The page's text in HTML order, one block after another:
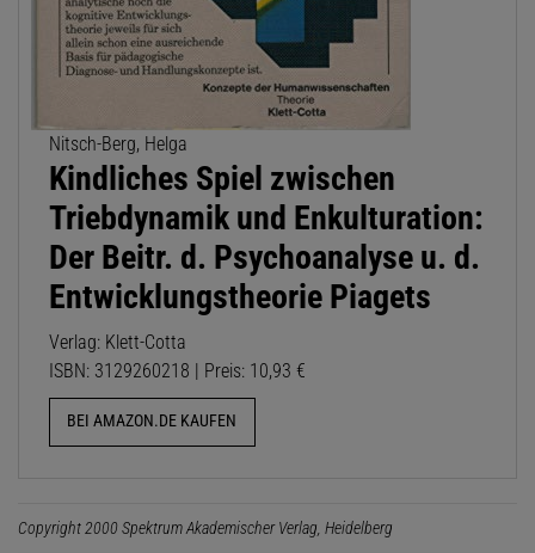
Nitsch-Berg, Helga
Kindliches Spiel zwischen
Triebdynamik und Enkulturation:
Der Beitr. d. Psychoanalyse u. d.
Entwicklungstheorie Piagets
Verlag: Klett-Cotta
ISBN: 3129260218 | Preis: 10,93 €
BEI AMAZON.DE KAUFEN
Copyright 2000 Spektrum Akademischer Verlag, Heidelberg